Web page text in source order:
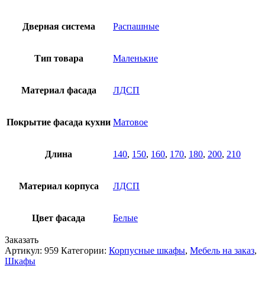
Дверная система Распашные
Тип товара Маленькие
Материал фасада ЛДСП
Покрытие фасада кухни Матовое
Длина 140, 150, 160, 170, 180, 200, 210
Материал корпуса ЛДСП
Цвет фасада Белые
Заказать
Артикул: 959 Категории: Корпусные шкафы, Мебель на заказ,
Шкафы